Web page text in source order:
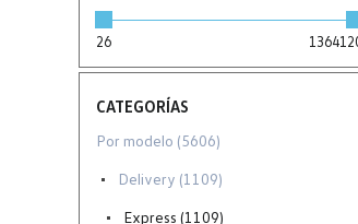
26
CATEGORÍAS
Por modelo (5606)
Delivery (1109)
Express (1109)